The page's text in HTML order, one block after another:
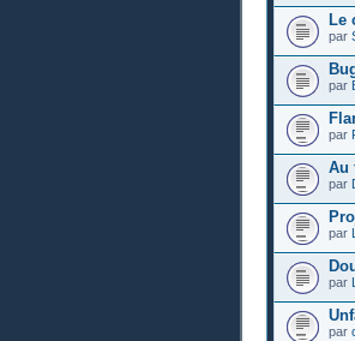
Le
par
par
par
Au
par
par
par
par